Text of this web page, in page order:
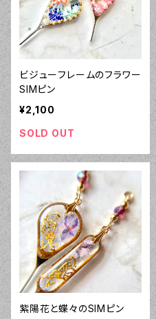
ビジューフレームのフラワー
SIMピン
¥2,100
SOLD OUT
紫陽花と蝶々のSIMピン